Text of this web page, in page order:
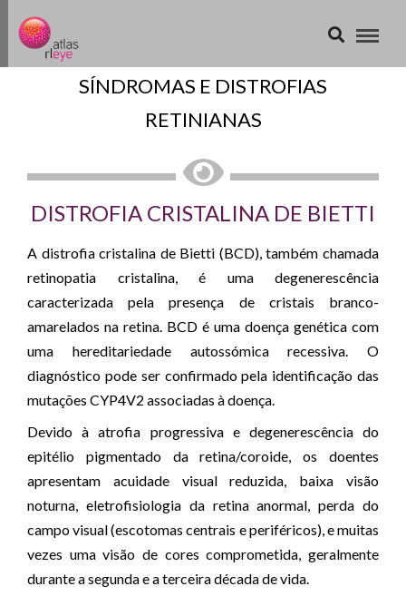
SÍNDROMAS E DISTROFIAS
RETINIANAS
DISTROFIA CRISTALINA DE BIETTI
A distrofia cristalina de Bietti (BCD), também chamada
retinopatia cristalina, é uma degenerescência
caracterizada pela presença de cristais branco-
amarelados na retina. BCD é uma doença genética com
uma hereditariedade autossómica recessiva. O
diagnóstico pode ser confirmado pela identificação das
mutações CYP4V2 associadas à doença.
Devido à atrofia progressiva e degenerescência do
epitélio pigmentado da retina/coroide, os doentes
apresentam acuidade visual reduzida, baixa visão
noturna, eletrofisiologia da retina anormal, perda do
campo visual (escotomas centrais e periféricos), e muitas
vezes uma visão de cores comprometida, geralmente
durante a segunda e a terceira década de vida.